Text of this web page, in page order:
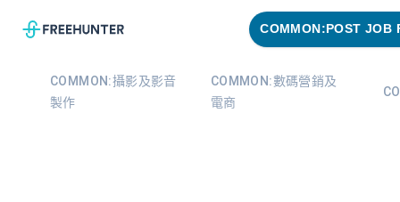
COMMON:POST JOB
COMMON:攝影及影音
製作
COMMON:數碼營銷及
電商